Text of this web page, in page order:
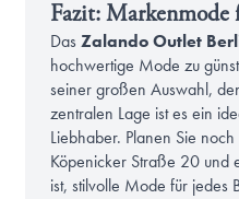
Fazit: Markenmode
DasZalando Outlet
hochwertige Mode zu
seiner großen Auswahl,
zentralen Lage ist es ein
Liebhaber. Planen Sie
Köpenicker Straße 20 und
ist, stilvolle Mode für jedes